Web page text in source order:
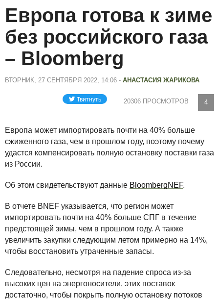
Европа готова к зиме
без российского газа
– Bloomberg
ВТОРНИК, 27 СЕНТЯБРЯ 2022, 14:06 - АНАСТАСИЯ ЖАРИКОВА
20306 ПРОСМОТРОВ 4
Европа может импортировать почти на 40% больше
сжиженного газа, чем в прошлом году, поэтому почему
удастся компенсировать полную остановку поставки газа
из России.
Об этом свидетельствуют данные BloombergNEF.
В отчете BNEF указывается, что регион может
импортировать почти на 40% больше СПГ в течение
предстоящей зимы, чем в прошлом году. А также
увеличить закупки следующим летом примерно на 14%,
чтобы восстановить утраченные запасы.
Следовательно, несмотря на падение спроса из-за
высоких цен на энергоносители, этих поставок
достаточно, чтобы покрыть полную остановку потоков